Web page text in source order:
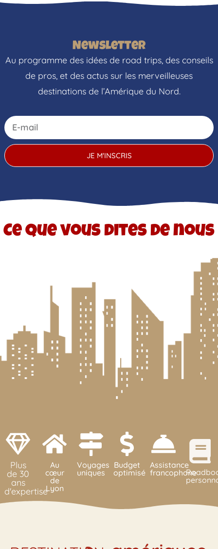
Newsletter
Au programme des idées de road trips, des conseils
de pros, et des actus sur les merveilleuses
destinations de l’Amérique du Nord.
JE M'INSCRIS
Ce que vous dites de nous
Plus
de 30
ans
d'expertise
Au
cœur
de
Lyon
Voyages
uniques
Budget
optimisé
Assistance
francophone